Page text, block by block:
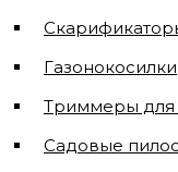
Газонокосилки
Триммеры для
Садовые